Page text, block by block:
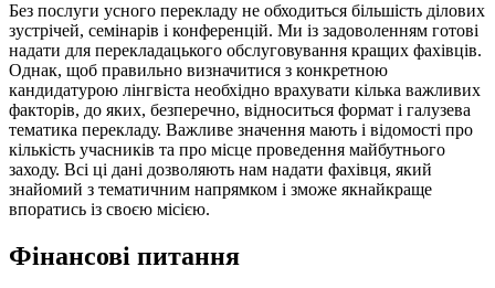
Без послуги усного перекладу не обходиться більшість ділових
зустрічей, семінарів і конференцій. Ми із задоволенням готові
надати для перекладацького обслуговування кращих фахівців.
Однак, щоб правильно визначитися з конкретною
кандидатурою лінгвіста необхідно врахувати кілька важливих
факторів, до яких, безперечно, відноситься формат і галузева
тематика перекладу. Важливе значення мають і відомості про
кількість учасників та про місце проведення майбутнього
заходу. Всі ці дані дозволяють нам надати фахівця, який
знайомий з тематичним напрямком і зможе якнайкраще
впоратись із своєю місією.
Фінансові питання